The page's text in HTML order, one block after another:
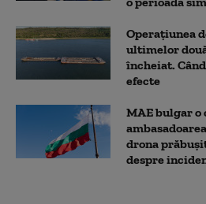
Operațiunea
ultimelor
încheiat.
efecte
MAE bulgar o
drona
despre